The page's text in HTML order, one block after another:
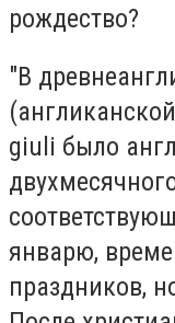
рождество?
"В
giuli было
январю,
праздников,